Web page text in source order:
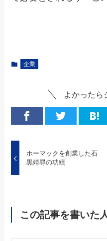
企業
よかったら
ホーマックを創業した石
黒靖尋の功績
この記事を書いた